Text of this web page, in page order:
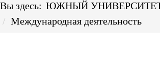
Вы здесь: ЮЖНЫЙ
Международная деятельность